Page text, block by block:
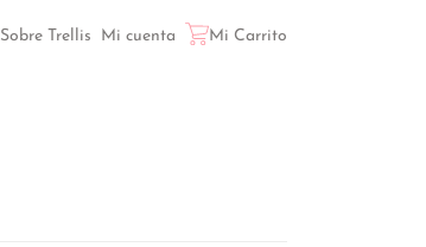
Sobre Trellis Mi cuenta Mi Carrito